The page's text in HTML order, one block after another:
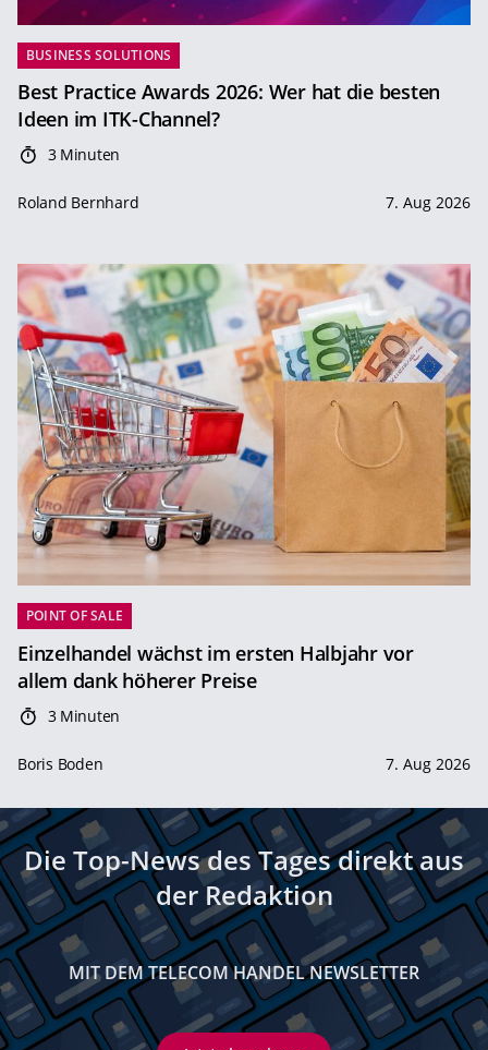
BUSINESS SOLUTIONS
Best Practice Awards 2026: Wer hat die besten
Ideen im ITK-Channel?
3 Minuten
Roland Bernhard 7. Aug 2026
POINT OF SALE
Einzelhandel wächst im ersten Halbjahr vor
allem dank höherer Preise
3 Minuten
Boris Boden 7. Aug 2026
Die Top-News des Tages direkt aus
der Redaktion
MIT DEM TELECOM HANDEL NEWSLETTER